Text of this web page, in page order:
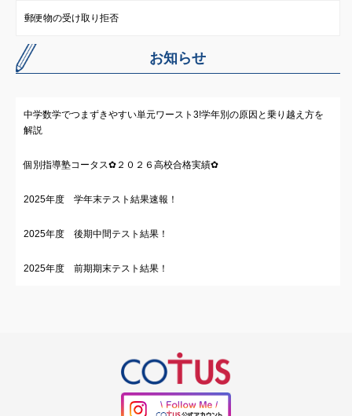
郵便物の受け取り拒否
お知らせ
中学数学でつまずきやすい単元ワースト3!学年別の原因と乗り越え方を
解説
個別指導塾コータス✿２０２６高校合格実績✿
2025年度 学年末テスト結果速報！
2025年度 後期中間テスト結果！
2025年度 前期期末テスト結果！